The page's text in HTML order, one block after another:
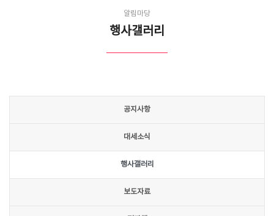
알림마당
행사갤러리
공지사항
대세소식
행사갤러리
보도자료